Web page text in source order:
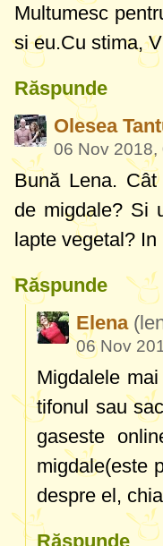
Multumesc
si eu.Cu stima,
Răspunde
Olesea
06 Nov 2018,
Bună Lena.
de migdale? Si
lapte vegetal?
Răspunde
Elena
06 Nov
Migdalele
tifonul sau
gaseste
migdale(este
despre el,
Răspunde